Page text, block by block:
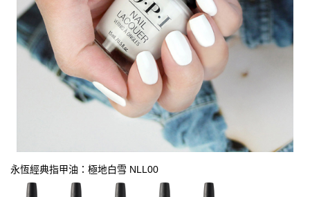
永恆經典指甲油：極地白雪 NLL00